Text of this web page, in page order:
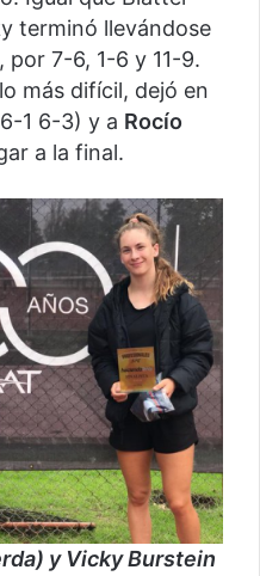
terminó llevándose
7-6, 1-6 y 11-9.
más difícil, dejó en
1 6-3) y a Rocío
a la final.
y Vicky Burstein